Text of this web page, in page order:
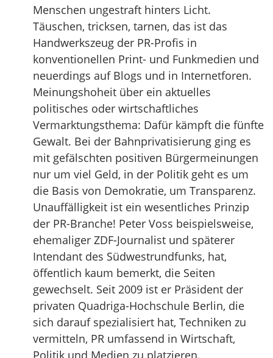
Menschen ungestraft hinters Licht.
Täuschen, tricksen, tarnen, das ist das
Handwerkszeug der PR-Profis in
konventionellen Print- und Funkmedien und
neuerdings auf Blogs und in Internetforen.
Meinungshoheit über ein aktuelles
politisches oder wirtschaftliches
Vermarktungsthema: Dafür kämpft die fünfte
Gewalt. Bei der Bahnprivatisierung ging es
mit gefälschten positiven Bürgermeinungen
nur um viel Geld, in der Politik geht es um
die Basis von Demokratie, um Transparenz.
Unauffälligkeit ist ein wesentliches Prinzip
der PR-Branche! Peter Voss beispielsweise,
ehemaliger ZDF-Journalist und späterer
Intendant des Südwestrundfunks, hat,
öffentlich kaum bemerkt, die Seiten
gewechselt. Seit 2009 ist er Präsident der
privaten Quadriga-Hochschule Berlin, die
sich darauf spezialisiert hat, Techniken zu
vermitteln, PR umfassend in Wirtschaft,
Politik und Medien zu platzieren.